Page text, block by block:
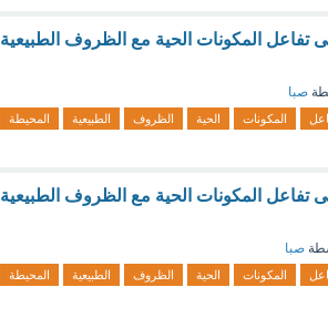
تفاعل المكونات الحية مع الظروف الطبيعية
صبا
المكونات الحية الظروف الطبيعية
المحيطة
تفاعل المكونات الحية مع الظروف الطبيعية
صبا
المكونات الحية الظروف الطبيعية
المحيطة